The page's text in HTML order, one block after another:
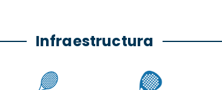
Infraestructura